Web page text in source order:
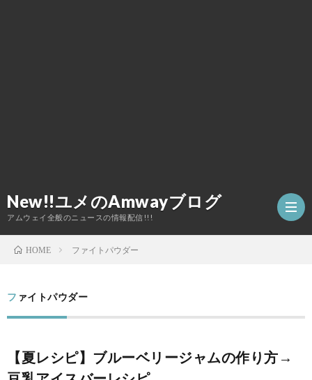
New!!ユメのAmwayブログ
アムウェイ全般のニュースの情報配信!!!
ア
HOME ファイトパウダー
ファイトパウダー
【夏レシピ】ブルーベリージャムの作り方→